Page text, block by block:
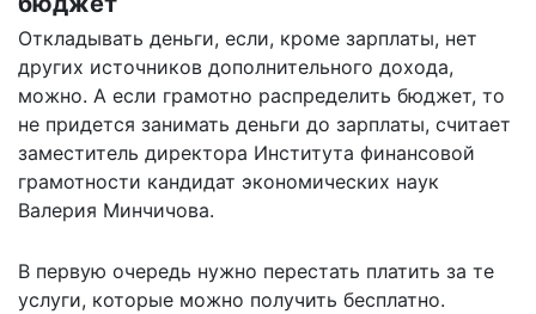
Откладывать деньги, если, кроме зарплаты, нет
других источников дополнительного дохода,
можно. А если грамотно распределить бюджет, то
не придется занимать деньги до зарплаты, считает
заместитель директора Института финансовой
грамотности кандидат экономических наук
Валерия Минчичова.
В первую очередь нужно перестать платить за те
услуги, которые можно получить бесплатно.